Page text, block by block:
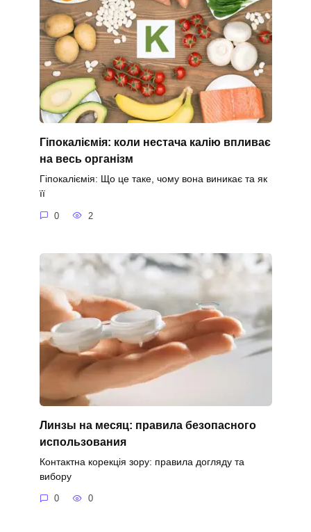
Гіпокаліємія: коли нестача калію впливає
на весь організм
Гіпокаліємія: Що це таке, чому вона виникає та як
її
0 2
Линзы на месяц: правила безопасного
использования
Контактна корекція зору: правила догляду та
вибору
0 0